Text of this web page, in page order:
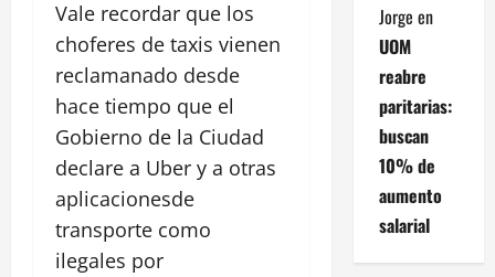
Vale recordar que los
choferes de taxis vienen
reclamanado desde
hace tiempo que el
Gobierno de la Ciudad
declare a Uber y a otras
aplicacionesde
transporte como
ilegales por
Jorge en
UOM
reabre
paritarias:
buscan
10% de
aumento
salarial